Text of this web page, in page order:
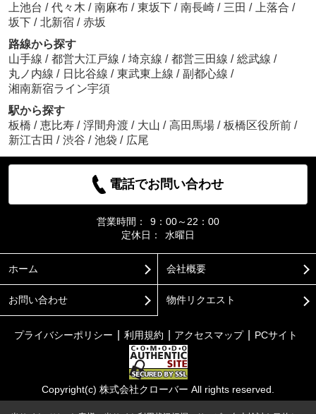
上池台 / 代々木 / 南麻布 / 東坂下 / 南長崎 / 三田 / 上落合 /
坂下 / 北新宿 / 赤坂
路線から探す
山手線 / 都営大江戸線 / 埼京線 / 都営三田線 / 総武線 /
丸ノ内線 / 日比谷線 / 東武東上線 / 副都心線 /
湘南新宿ライン宇須
駅から探す
板橋 / 恵比寿 / 浮間舟渡 / 大山 / 高田馬場 / 板橋区役所前 /
新江古田 / 渋谷 / 池袋 / 広尾
電話でお問い合わせ
営業時間：
9：00～22：00
定休日：
水曜日
ホーム 会社概要
お問い合わせ 物件リクエスト
プライバシーポリシー 利用規約 アクセスマップ PCサイト
Copyright(c) 株式会社クローバー All rights reserved.